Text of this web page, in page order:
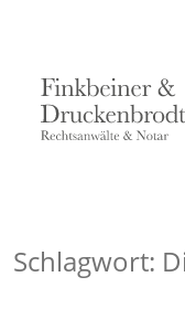
RECHTSGEBIETE
Schlagwort: